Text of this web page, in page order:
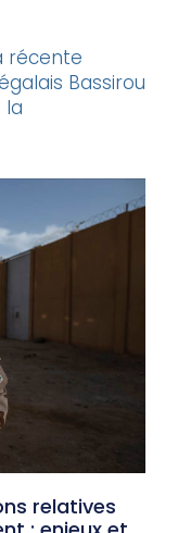
récente
Bassirou
la
relatives